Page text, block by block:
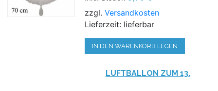
zzgl.Versandkosten
Lieferzeit: lieferbar
IN DEN WARENKORB LEGEN
LUFTBALLON ZUM 13.